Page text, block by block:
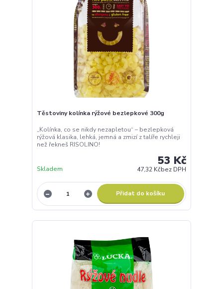
Těstoviny kolínka rýžové bezlepkové 300g
„Kolínka, co se nikdy nezapletou“ – bezlepková
rýžová klasika, lehká, jemná a zmizí z talíře rychleji
než řekneš RISOLINO!
53 Kč
47,32 Kčbez DPH
Skladem
Přidat do košíku